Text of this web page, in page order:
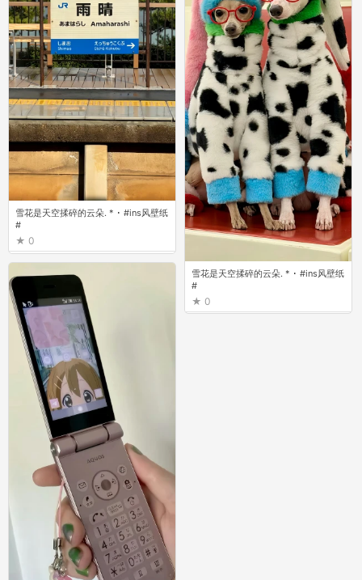
雪花是天空揉碎的云朵. * ･ #ins风壁纸
#
0
雪花是天空揉碎的云朵. * ･ #ins风壁纸
#
0